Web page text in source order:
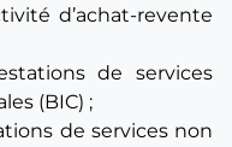
d’achat-revente
de services
(BIC) ;
de services non